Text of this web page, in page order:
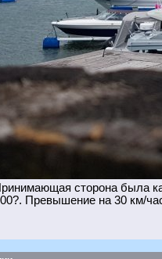
сторона была
Превышение на 30 км/